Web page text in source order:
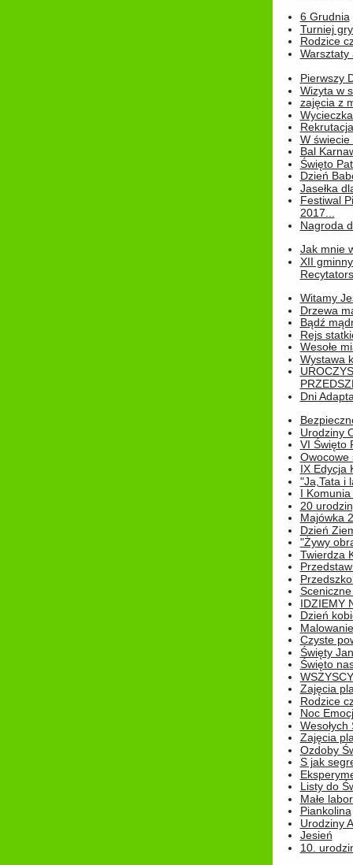
6 Grudnia
Turniej
Rodzice
Warsztaty
Pierwszy
Wizyta w
zajęcia z
W świecie
Bal
Święto
Dzień
Jasełka
Festiwal
2017...
Nagroda
Jak mnie
XII
Witamy
Drzewa
Bądź
Rejs
Wesołe
Wystawa
Dni
Urodziny
VI Święto
Owocowe
IX Edycja
"Ja,Tata i
I
20
Majówka
Dzień
"Żywy
Twierdza
IDZIEMY
Dzień
Czyste
Święty
Święto
Zajęcia
Rodzice
Noc
Wesołych
Zajęcia
Ozdoby
S jak
Listy do
Małe
Piankolina
Urodziny
Jesień
10.